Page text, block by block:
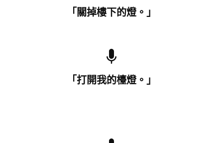
「關掉樓下的燈。」
「打開我的檯燈。」